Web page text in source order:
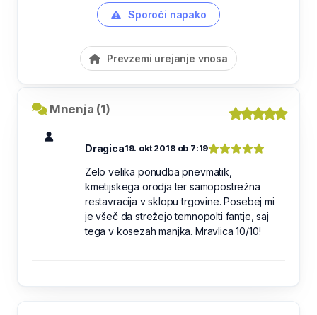
Sporoči napako
Prevzemi urejanje vnosa
Mnenja (1)
Dragica19. okt 2018 ob 7:19
Zelo velika ponudba pnevmatik,
kmetijskega orodja ter samopostrežna
restavracija v sklopu trgovine. Posebej mi
je všeč da strežejo temnopolti fantje, saj
tega v kosezah manjka. Mravlica 10/10!